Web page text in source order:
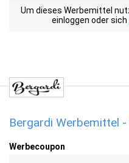
Um dieses Werbemittel
einloggen oder sich
Bergardi Werbemittel -
Werbecoupon